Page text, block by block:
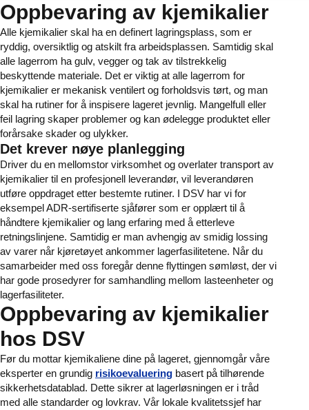
Oppbevaring av kjemikalier
Alle kjemikalier skal ha en definert lagringsplass, som er
ryddig, oversiktlig og atskilt fra arbeidsplassen. Samtidig skal
alle lagerrom ha gulv, vegger og tak av tilstrekkelig
beskyttende materiale. Det er viktig at alle lagerrom for
kjemikalier er mekanisk ventilert og forholdsvis tørt, og man
skal ha rutiner for å inspisere lageret jevnlig. Mangelfull eller
feil lagring skaper problemer og kan ødelegge produktet eller
forårsake skader og ulykker.
Det krever nøye planlegging
Driver du en mellomstor virksomhet og overlater transport av
kjemikalier til en profesjonell leverandør, vil leverandøren
utføre oppdraget etter bestemte rutiner. I DSV har vi for
eksempel ADR-sertifiserte sjåfører som er opplært til å
håndtere kjemikalier og lang erfaring med å etterleve
retningslinjene. Samtidig er man avhengig av smidig lossing
av varer når kjøretøyet ankommer lagerfasilitetene. Når du
samarbeider med oss foregår denne flyttingen sømløst, der vi
har gode prosedyrer for samhandling mellom lasteenheter og
lagerfasiliteter.
Oppbevaring av kjemikalier
hos DSV
Før du mottar kjemikaliene dine på lageret, gjennomgår våre
eksperter en grundig risikoevaluering basert på tilhørende
sikkerhetsdatablad. Dette sikrer at lagerløsningen er i tråd
med alle standarder og lovkrav. Vår lokale kvalitetssjef har